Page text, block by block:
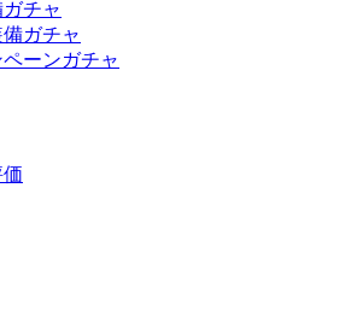
チャ
ガチャ
ーンガチャ